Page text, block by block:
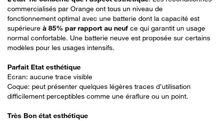
commercialisés par Orange ont tous un niveau de
fonctionnement optimal avec une batterie dont la capacité est
supérieure à 85% par rapport au neuf ce qui garantit un usage
normal confortable. Une batterie neuve est proposée sur certains
modèles pour les usages intensifs.
Parfait Etat esthétique
Ecran: aucune trace visible
Coque: peut présenter quelques légères traces d’utilisation
difficilement perceptibles comme une éraflure ou un point.
Très Bon état esthétique